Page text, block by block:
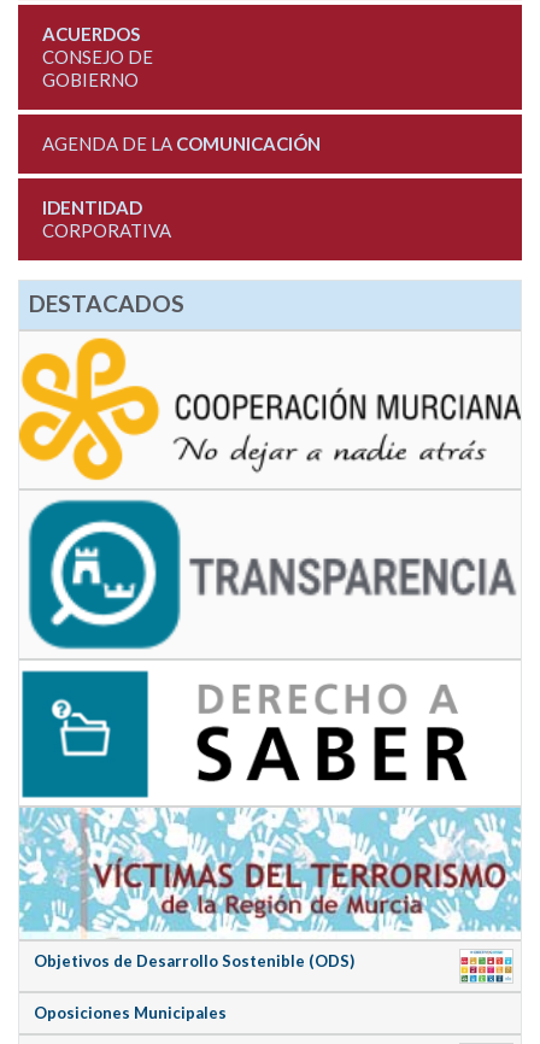
ACUERDOS
CONSEJO DE
GOBIERNO
AGENDA DE LA COMUNICACIÓN
IDENTIDAD
CORPORATIVA
DESTACADOS
Objetivos de Desarrollo Sostenible (ODS)
Oposiciones Municipales